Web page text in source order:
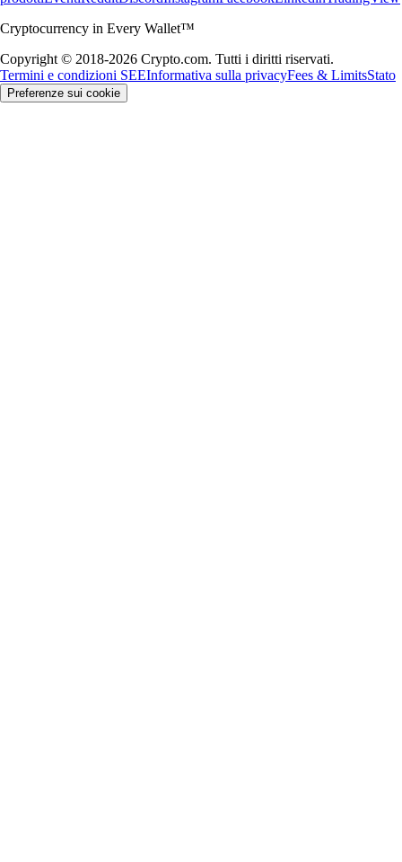
Cryptocurrency in Every Wallet™
Copyright © 2018-2026 Crypto.com. Tutti i diritti riservati.
Termini e condizioni SEEInformativa sulla privacyFees & LimitsStato
Preferenze sui cookie